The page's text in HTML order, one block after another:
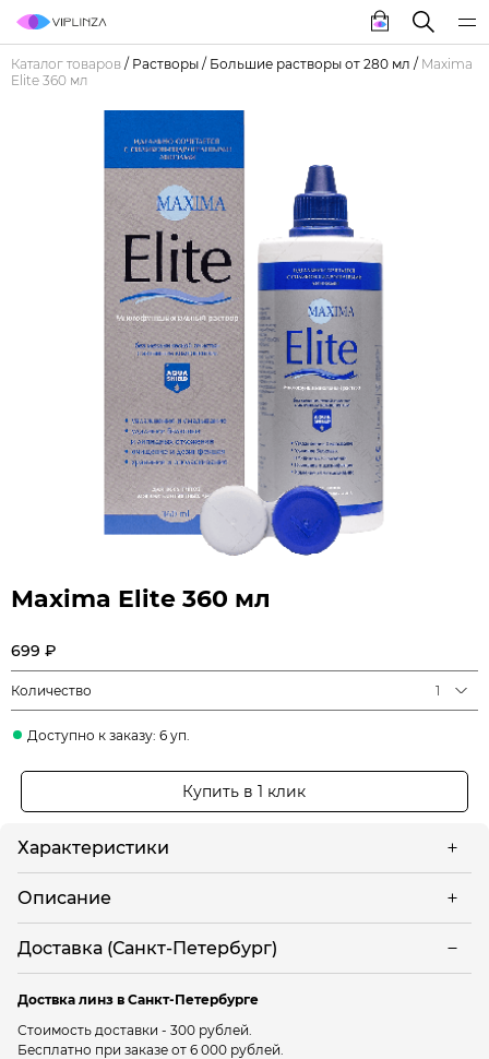
Каталог товаров / Растворы / Большие растворы от 280 мл / Maxima
Elite 360 мл
Maxima Elite 360 мл
699 ₽
Количество 1
Доступно к заказу: 6 уп.
Купить в 1 клик
Характеристики
Описание
Доставка (Санкт-Петербург)
Доствка линз в Санкт-Петербурге
Стоимость доставки - 300 рублей.
Бесплатно при заказе от 6 000 рублей.